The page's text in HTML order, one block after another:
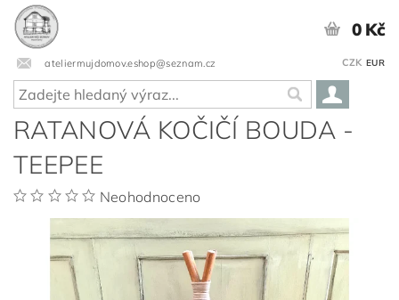
ateliermujdomov.eshop@seznam.cz CZK EUR
0 Kč
RATANOVÁ KOČIČÍ BOUDA -
TEEPEE
Neohodnoceno